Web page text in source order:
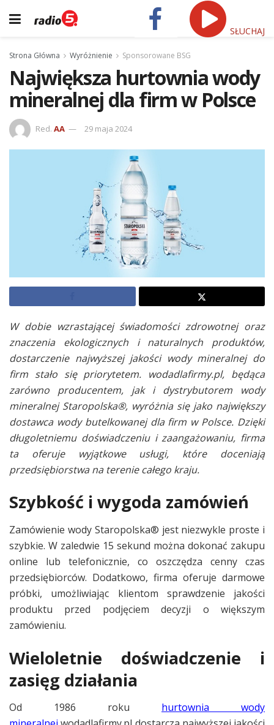
SŁUCHAJ
Strona Główna Wyróżnienie Sponsorowane BSG
Największa hurtownia wody
mineralnej dla firm w Polsce
Red. AA 29 maja 2024
W dobie wzrastającej świadomości zdrowotnej oraz
znaczenia ekologicznych i naturalnych produktów,
dostarczenie najwyższej jakości wody mineralnej do
firm stało się priorytetem. wodadlafirmy.pl, będąca
zarówno producentem, jak i dystrybutorem wody
mineralnej Staropolska®, wyróżnia się jako największy
dostawca wody butelkowanej dla firm w Polsce. Dzięki
długoletniemu doświadczeniu i zaangażowaniu, firma
ta oferuje wyjątkowe usługi, które doceniają
przedsiębiorstwa na terenie całego kraju.
Szybkość i wygoda zamówień
Zamówienie wody Staropolska® jest niezwykle proste i
szybkie. W zaledwie 15 sekund można dokonać zakupu
online lub telefonicznie, co oszczędza cenny czas
przedsiębiorców. Dodatkowo, firma oferuje darmowe
próbki, umożliwiając klientom sprawdzenie jakości
produktu przed podjęciem decyzji o większym
zamówieniu.
Wieloletnie doświadczenie i
zasięg działania
Od 1986 roku hurtownia wody